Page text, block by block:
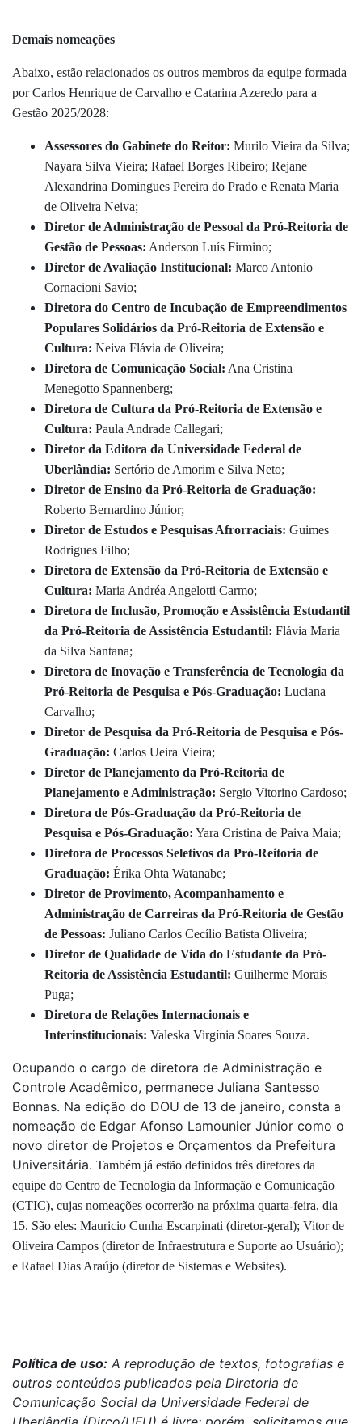
Demais nomeações
Abaixo, estão relacionados os outros membros da equipe formada
por Carlos Henrique de Carvalho e Catarina Azeredo para a
Gestão 2025/2028:
Assessores do Gabinete do Reitor: Murilo Vieira da Silva;
Nayara Silva Vieira; Rafael Borges Ribeiro; Rejane
Alexandrina Domingues Pereira do Prado e Renata Maria
de Oliveira Neiva;
Diretor de Administração de Pessoal da Pró-Reitoria de
Gestão de Pessoas: Anderson Luís Firmino;
Diretor de Avaliação Institucional: Marco Antonio
Cornacioni Savio;
Diretora do Centro de Incubação de Empreendimentos
Populares Solidários da Pró-Reitoria de Extensão e
Cultura: Neiva Flávia de Oliveira;
Diretora de Comunicação Social: Ana Cristina
Menegotto Spannenberg;
Diretora de Cultura da Pró-Reitoria de Extensão e
Cultura: Paula Andrade Callegari;
Diretor da Editora da Universidade Federal de
Uberlândia: Sertório de Amorim e Silva Neto;
Diretor de Ensino da Pró-Reitoria de Graduação:
Roberto Bernardino Júnior;
Diretor de Estudos e Pesquisas Afrorraciais: Guimes
Rodrigues Filho;
Diretora de Extensão da Pró-Reitoria de Extensão e
Cultura: Maria Andréa Angelotti Carmo;
Diretora de Inclusão, Promoção e Assistência Estudantil
da Pró‐Reitoria de Assistência Estudantil: Flávia Maria
da Silva Santana;
Diretora de Inovação e Transferência de Tecnologia da
Pró-Reitoria de Pesquisa e Pós-Graduação: Luciana
Carvalho;
Diretor de Pesquisa da Pró-Reitoria de Pesquisa e Pós-
Graduação: Carlos Ueira Vieira;
Diretor de Planejamento da Pró-Reitoria de
Planejamento e Administração: Sergio Vitorino Cardoso;
Diretora de Pós-Graduação da Pró-Reitoria de
Pesquisa e Pós-Graduação: Yara Cristina de Paiva Maia;
Diretora de Processos Seletivos da Pró-Reitoria de
Graduação: Érika Ohta Watanabe;
Diretor de Provimento, Acompanhamento e
Administração de Carreiras da Pró-Reitoria de Gestão
de Pessoas: Juliano Carlos Cecílio Batista Oliveira;
Diretor de Qualidade de Vida do Estudante da Pró-
Reitoria de Assistência Estudantil: Guilherme Morais
Puga;
Diretora de Relações Internacionais e
Interinstitucionais: Valeska Virgínia Soares Souza.
Ocupando o cargo de diretora de Administração e
Controle Acadêmico, permanece Juliana Santesso
Bonnas. Na edição do DOU de 13 de janeiro, consta a
nomeação de Edgar Afonso Lamounier Júnior como o
novo diretor de Projetos e Orçamentos da Prefeitura
Universitária. Também já estão definidos três diretores da
equipe do Centro de Tecnologia da Informação e Comunicação
(CTIC), cujas nomeações ocorrerão na próxima quarta-feira, dia
15. São eles: Mauricio Cunha Escarpinati (diretor-geral); Vitor de
Oliveira Campos (diretor de Infraestrutura e Suporte ao Usuário);
e Rafael Dias Araújo (diretor de Sistemas e Websites).
Política de uso: A reprodução de textos, fotografias e
outros conteúdos publicados pela Diretoria de
Comunicação Social da Universidade Federal de